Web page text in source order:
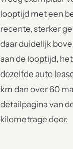
looptijd met een
recente, sterker
daar duidelijk
aan de looptijd,
dezelfde auto
km dan over 60
detailpagina van
kilometrage door.